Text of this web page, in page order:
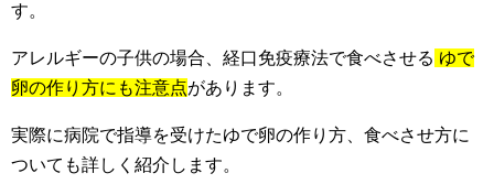
す。
アレルギーの子供の場合、経口免疫療法で食べさせる ゆで
卵の作り方にも注意点があります。
実際に病院で指導を受けたゆで卵の作り方、食べさせ方に
ついても詳しく紹介します。